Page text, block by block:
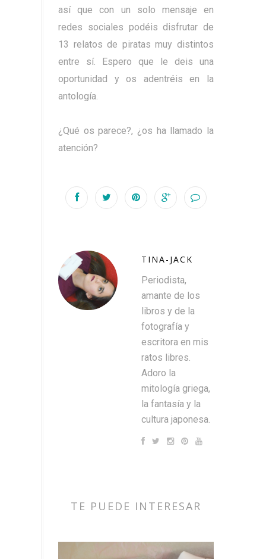
así que con un solo mensaje en
redes sociales podéis disfrutar de
13 relatos de piratas muy distintos
entre sí. Espero que le deis una
oportunidad y os adentréis en la
antología.
¿Qué os parece?, ¿os ha llamado la
atención?
TINA-JACK
Periodista,
amante de los
libros y de la
fotografía y
escritora en mis
ratos libres.
Adoro la
mitología griega,
la fantasía y la
cultura japonesa.
TE PUEDE INTERESAR